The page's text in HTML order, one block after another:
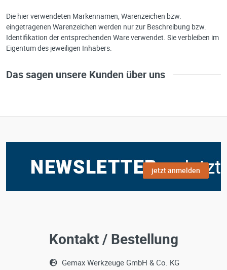
Die hier verwendeten Markennamen, Warenzeichen bzw.
eingetragenen Warenzeichen werden nur zur Beschreibung bzw.
Identifikation der entsprechenden Ware verwendet. Sie verbleiben im
Eigentum des jeweiligen Inhabers.
Das sagen unsere Kunden über uns
jetzt anmelden
Kontakt / Bestellung
Gemax Werkzeuge GmbH & Co. KG